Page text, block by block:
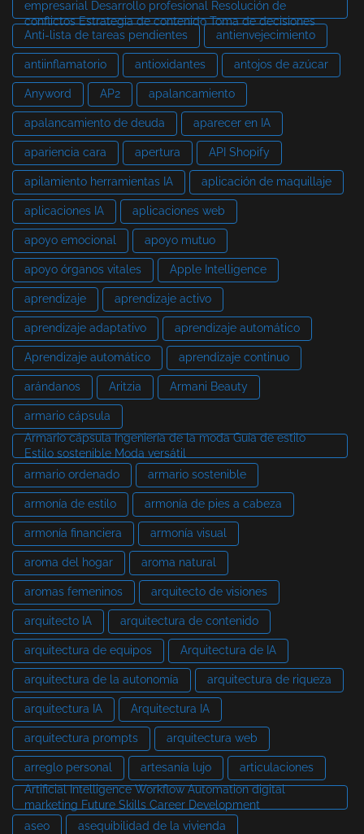
empresarial Desarrollo profesional Resolución de
conflictos Estrategia de contenido Toma de decisiones
Anti-lista de tareas pendientes
antienvejecimiento
antiinflamatorio antioxidantes antojos de azúcar
Anyword AP2 apalancamiento
apalancamiento de deuda aparecer en IA
apariencia cara apertura API Shopify
apilamiento herramientas IA aplicación de maquillaje
aplicaciones IA aplicaciones web
apoyo emocional apoyo mutuo
apoyo órganos vitales Apple Intelligence
aprendizaje aprendizaje activo
aprendizaje adaptativo aprendizaje automático
Aprendizaje automático aprendizaje continuo
arándanos Aritzia Armani Beauty
armario cápsula
Armario cápsula Ingeniería de la moda Guía de estilo
Estilo sostenible Moda versátil
armario ordenado
armario sostenible
armonía de estilo armonía de pies a cabeza
armonía financiera armonía visual
aroma del hogar aroma natural
aromas femeninos arquitecto de visiones
arquitecto IA arquitectura de contenido
arquitectura de equipos Arquitectura de IA
arquitectura de la autonomía arquitectura de riqueza
arquitectura IA Arquitectura IA
arquitectura prompts arquitectura web
arreglo personal artesanía lujo
articulaciones
Artificial Intelligence Workflow Automation digital
marketing Future Skills Career Development
aseo
asequibilidad de la vivienda